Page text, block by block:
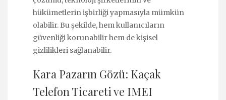
hükümetlerin işbirliği yapmasıyla mümkün
olabilir. Bu şekilde, hem kullanıcıların
güvenliği korunabilir hem de kişisel
gizlilikleri sağlanabilir.
Kara Pazarın Gözü: Kaçak
Telefon Ticareti ve IMEI